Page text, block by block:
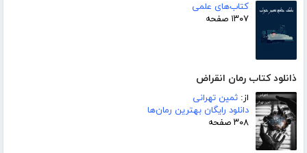
کتاب‌های علمی
۱۳۰۷ صفحه
ذانلود کتاب رمان انقراض
از: ثمین تهرانی
دانلود رایگان بهترین رمان‌ها
۳۰۸ صفحه